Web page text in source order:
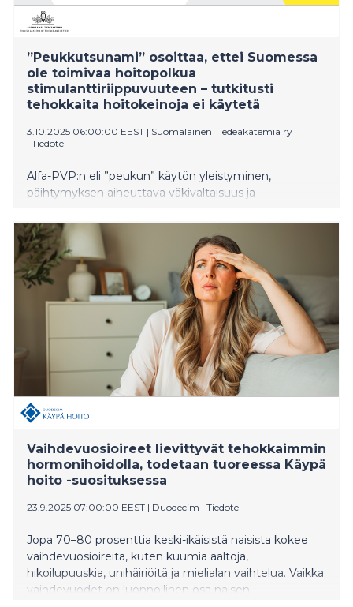
”Peukkutsunami” osoittaa, ettei Suomessa
ole toimivaa hoitopolkua
stimulanttiriippuvuuteen – tutkitusti
tehokkaita hoitokeinoja ei käytetä
3.10.2025 06:00:00 EEST | Suomalainen Tiedeakatemia ry
| Tiedote
Alfa-PVP:n eli ”peukun” käytön yleistyminen,
päihtymyksen aiheuttava väkivaltaisuus ja
palvelujärjestelmä ei ole varautunut. Ongelmia voidaan
ratkaista mahdollistamalla korvaushoito
stimulanttiriippuvuuden hoidossa, ohjaamalla potilaita
päihdehoitoon suoraan päivystyksestä sekä
vahvistamalla päihdeosaamista koulutuksessa,
ehdottavat tutkijat Suomalaisen Tiedeakatemian
uudessa tietokoosteessa.
Vaihdevuosioireet lievittyvät tehokkaimmin
hormonihoidolla, todetaan tuoreessa Käypä
hoito -suosituksessa
23.9.2025 07:00:00 EEST | Duodecim | Tiedote
Jopa 70–80 prosenttia keski-ikäisistä naisista kokee
vaihdevuosioireita, kuten kuumia aaltoja,
hikoilupuuskia, unihäiriöitä ja mielialan vaihtelua. Vaikka
vaihdevuodet on luonnollinen osa naisen